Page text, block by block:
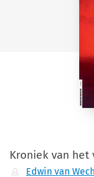
Kroniek van
Edwin van